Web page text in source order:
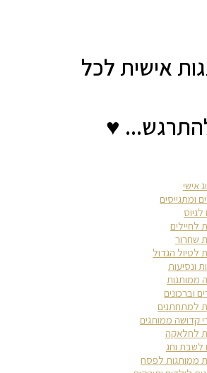
אישית לכל
♥
אישי
ומתגייסים
לחיילים
שחרור
לטיול הגדול
ונסיעות
ממותגות
וברכונים
למתחתנים
קדושה ממותגים
לחלאקה
לשבת וחג
ממותגות לפסח